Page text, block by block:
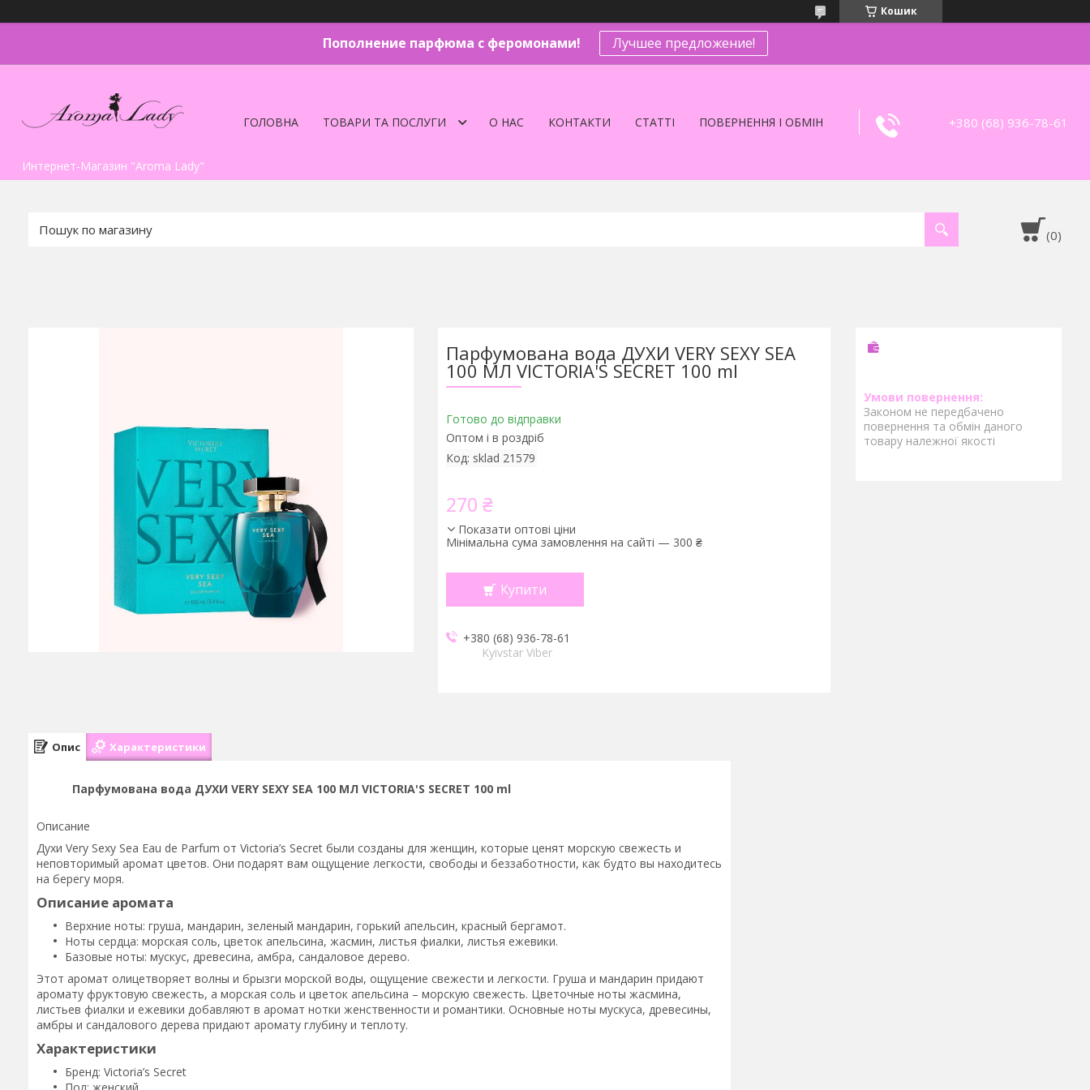
Кошик
Пополнение парфюма с феромонами! Лучшее предложение!
Интернет-Магазин "Aroma Lady"
ГОЛОВНА ТОВАРИ ТА ПОСЛУГИ О НАС КОНТАКТИ СТАТТІ ПОВЕРНЕННЯ І ОБМІН +380 (68) 936-78-61
Парфумована вода ДУХИ VERY SEXY SEA
100 МЛ VICTORIA'S SECRET 100 ml
Готово до відправки
Оптом і в роздріб
Код: sklad 21579
270 ₴
Показати оптові ціни
Мінімальна сума замовлення на сайті — 300 ₴
Купити
+380 (68) 936-78-61
Kyivstar Viber
Законом не передбачено
повернення та обмін даного
товару належної якості
Опис Характеристики
Парфумована вода ДУХИ VERY SEXY SEA 100 МЛ VICTORIA'S SECRET 100 ml
Описание
Духи Very Sexy Sea Eau de Parfum от Victoria’s Secret были созданы для женщин, которые ценят морскую свежесть и
неповторимый аромат цветов. Они подарят вам ощущение легкости, свободы и беззаботности, как будто вы находитесь
на берегу моря.
Описание аромата
Верхние ноты: груша, мандарин, зеленый мандарин, горький апельсин, красный бергамот.
Ноты сердца: морская соль, цветок апельсина, жасмин, листья фиалки, листья ежевики.
Базовые ноты: мускус, древесина, амбра, сандаловое дерево.
Этот аромат олицетворяет волны и брызги морской воды, ощущение свежести и легкости. Груша и мандарин придают
аромату фруктовую свежесть, а морская соль и цветок апельсина – морскую свежесть. Цветочные ноты жасмина,
листьев фиалки и ежевики добавляют в аромат нотки женственности и романтики. Основные ноты мускуса, древесины,
амбры и сандалового дерева придают аромату глубину и теплоту.
Характеристики
Бренд: Victoria’s Secret